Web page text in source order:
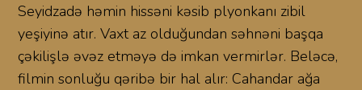
Seyidzadə həmin hissəni kəsib plyonkanı zibil
yeşiyinə atır. Vaxt az olduğundan səhnəni başqa
çəkilişlə əvəz etməyə də imkan vermirlər. Beləcə,
filmin sonluğu qəribə bir hal alır: Cahandar ağa